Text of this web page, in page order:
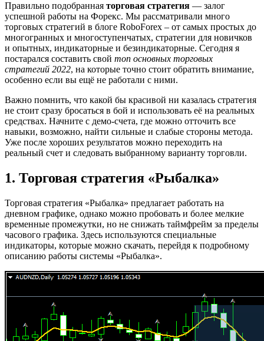
Правильно подобранная торговая стратегия — залог
успешной работы на Форекс. Мы рассматривали много
торговых стратегий в блоге RoboForex – от самых простых до
многогранных и многоступенчатых, стратегии для новичков
и опытных, индикаторные и безиндикаторные. Сегодня я
постарался составить свой топ основных торговых
стратегий 2022, на которые точно стоит обратить внимание,
особенно если вы ещё не работали с ними.
Важно помнить, что какой бы красивой ни казалась стратегия
не стоит сразу бросаться в бой и использовать её на реальных
средствах. Начните с демо-счета, где можно отточить все
навыки, возможно, найти сильные и слабые стороны метода.
Уже после хороших результатов можно переходить на
реальный счет и следовать выбранному варианту торговли.
1. Торговая стратегия «Рыбалка»
Торговая стратегия «Рыбалка» предлагает работать на
дневном графике, однако можно пробовать и более мелкие
временные промежутки, но не снижать таймфрейм за пределы
часового графика. Здесь используются специальные
индикаторы, которые можно скачать, перейдя к подробному
описанию работы системы «Рыбалка».